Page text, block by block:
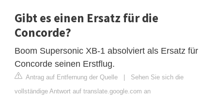
Gibt es einen Ersatz für die
Concorde?
Boom Supersonic XB-1 absolviert als Ersatz für
Concorde seinen Erstflug.
Antrag auf Entfernung der Quelle | Sehen Sie sich die
vollständige Antwort auf translate.google.com an